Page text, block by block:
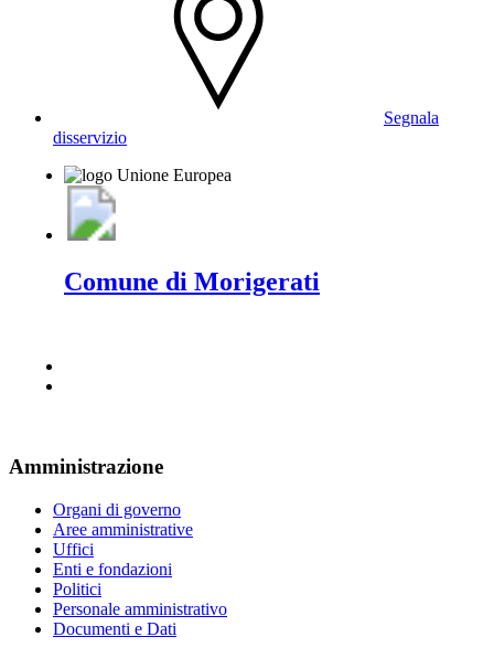
Segnala
disservizio
Comune di Morigerati
Amministrazione
Organi di governo
Aree amministrative
Uffici
Enti e fondazioni
Politici
Personale amministrativo
Documenti e Dati